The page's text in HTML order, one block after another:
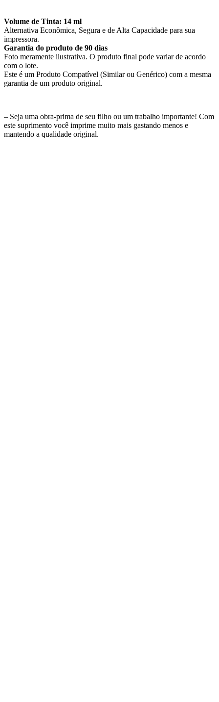
Volume de Tinta: 14 ml
Alternativa Econômica, Segura e de Alta Capacidade para sua
impressora.
Garantia do produto de 90 dias
Foto meramente ilustrativa. O produto final pode variar de acordo
com o lote.
Este é um Produto Compatível (Similar ou Genérico) com a mesma
garantia de um produto original.
– Seja uma obra-prima de seu filho ou um trabalho importante! Com
este suprimento você imprime muito mais gastando menos e
mantendo a qualidade original.